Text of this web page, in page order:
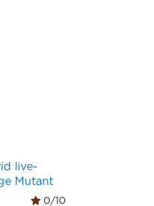
live-
Mutant
0/10